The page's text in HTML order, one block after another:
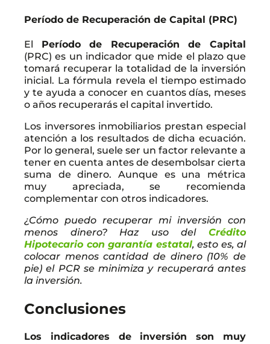
Período de Recuperación de Capital (PRC)
El Período de Recuperación de Capital
(PRC) es un indicador que mide el plazo que
tomará recuperar la totalidad de la inversión
inicial. La fórmula revela el tiempo estimado
y te ayuda a conocer en cuantos días, meses
o años recuperarás el capital invertido.
Los inversores inmobiliarios prestan especial
atención a los resultados de dicha ecuación.
Por lo general, suele ser un factor relevante a
tener en cuenta antes de desembolsar cierta
suma de dinero. Aunque es una métrica
muy apreciada, se recomienda
complementar con otros indicadores.
¿Cómo puedo recuperar mi inversión con
menos dinero? Haz uso del Crédito
Hipotecario con garantía estatal, esto es, al
colocar menos cantidad de dinero (10% de
pie) el PCR se minimiza y recuperará antes
la inversión.
Conclusiones
Los indicadores de inversión son muy